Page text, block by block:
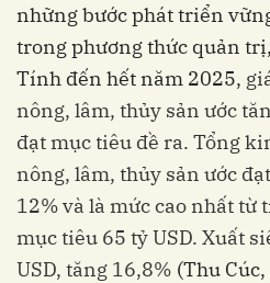
những bước phát triển
trong phương thức quản
Tính đến hết năm 2025,
nông, lâm, thủy sản ước
đạt mục tiêu đề ra. Tổng
nông, lâm, thủy sản ước
12% và là mức cao nhất từ
mục tiêu 65 tỷ USD. Xuất
USD, tăng 16,8% (Thu